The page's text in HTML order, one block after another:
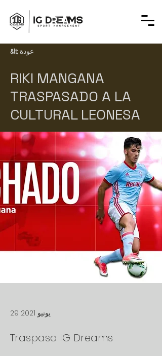
&lt; عودة
RIKI MANGANA
TRASPASADO A LA
CULTURAL LEONESA
29 يونيو 2021
Traspaso IG Dreams